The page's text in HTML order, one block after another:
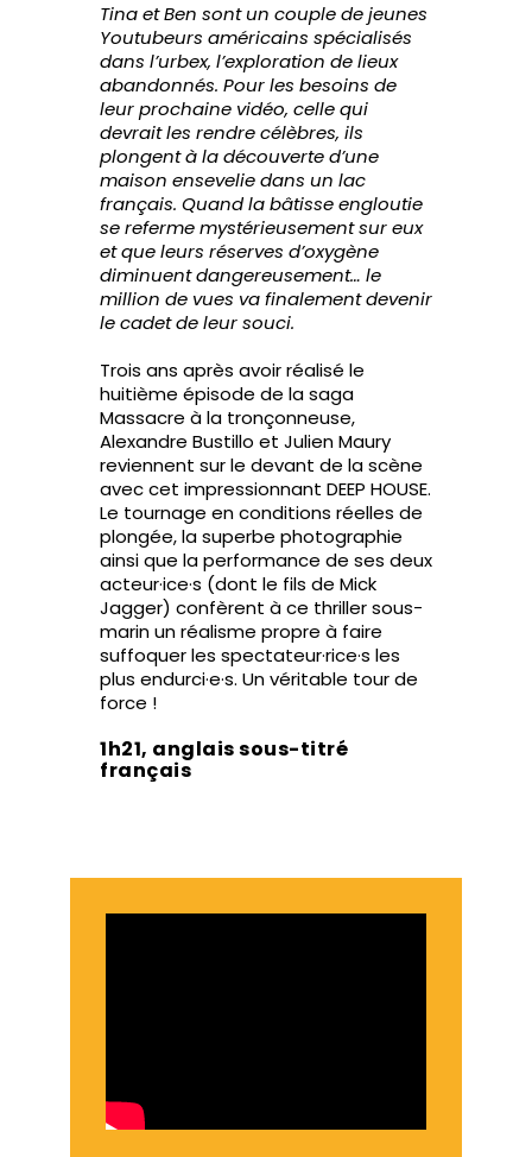
Tina et Ben sont un couple de jeunes
Youtubeurs américains spécialisés
dans l’urbex, l’exploration de lieux
abandonnés. Pour les besoins de
leur prochaine vidéo, celle qui
devrait les rendre célèbres, ils
plongent à la découverte d’une
maison ensevelie dans un lac
français. Quand la bâtisse engloutie
se referme mystérieusement sur eux
et que leurs réserves d’oxygène
diminuent dangereusement… le
million de vues va finalement devenir
le cadet de leur souci.
Trois ans après avoir réalisé le
huitième épisode de la saga
Massacre à la tronçonneuse,
Alexandre Bustillo et Julien Maury
reviennent sur le devant de la scène
avec cet impressionnant DEEP HOUSE.
Le tournage en conditions réelles de
plongée, la superbe photographie
ainsi que la performance de ses deux
acteur·ice·s (dont le fils de Mick
Jagger) confèrent à ce thriller sous-
marin un réalisme propre à faire
suffoquer les spectateur·rice·s les
plus endurci·e·s. Un véritable tour de
force !
1h21, anglais sous-titré
français